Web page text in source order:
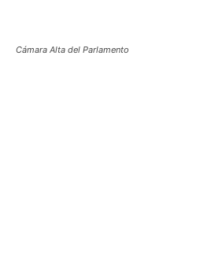
Cámara Alta del Parlamento